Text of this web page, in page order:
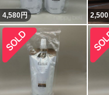
4,580円 2,500